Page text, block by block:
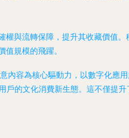
與流轉保障，提升其收藏價值
規模的飛躍。
內容為核心驅動力，以數字化應
的文化消費新生態。這不僅提